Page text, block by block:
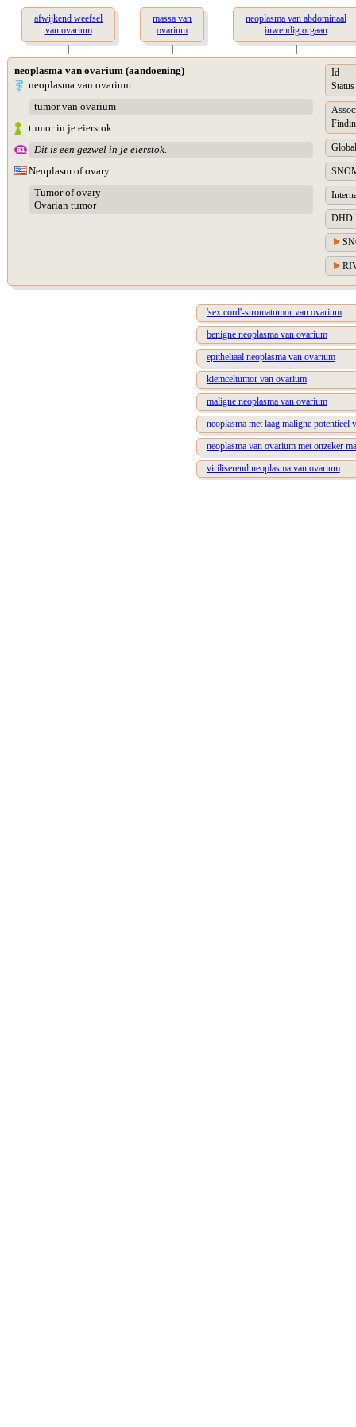
afwijkend weefsel
van ovarium
massa van
ovarium
neoplasma van abdominaal
inwendig orgaan
|
| |
neoplasma van ovarium (aandoening)
neoplasma van ovarium
tumor van ovarium
tumor in je eierstok
Dit is een gezwel in je eierstok.
Neoplasm of ovary
Tumor of ovary
Ovarian tumor
Id
Status
DHD
'sex cord'-stromatumor van ovarium
benigne neoplasma van ovarium
epitheliaal neoplasma van ovarium
kiemceltumor van ovarium
maligne neoplasma van ovarium
neoplasma met laag maligne potentieel
neoplasma van ovarium met onzeker
viriliserend neoplasma van ovarium